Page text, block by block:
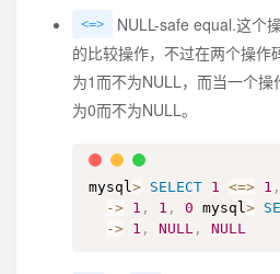
<=>
NULL-safe equal.这个
的比较操作，不过在两个操作
为1而不为NULL，而当一个
为0而不为NULL。
mysql> SELECT 1 <=> 1 ,
-> 1 , 1 , 0 mysql>
-> 1 , NULL , NULL